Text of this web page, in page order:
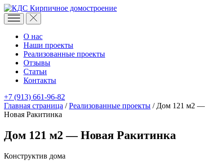
Кирпичное домостроение
О нас
Наши проекты
Реализованные проекты
Отзывы
Статьи
Контакты
+7 (913) 661-96-82
Главная страница /Реализованные проекты / Дом 121 м2 —
Новая Ракитинка
Дом 121 м2 — Новая Ракитинка
Конструктив дома